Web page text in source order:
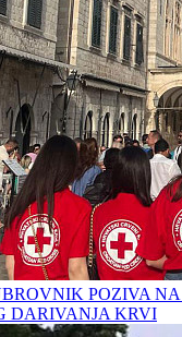
POZIVA
DARIVANJA KRVI